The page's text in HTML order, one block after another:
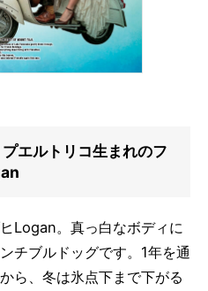
エルトリコ生まれのフ
Logan。真っ白なボディに
チブルドッグです。1年を通
ら、冬は氷点下まで下がる